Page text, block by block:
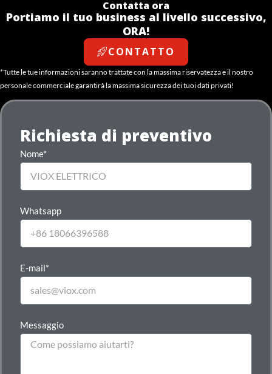
Contatta ora
Portiamo il tuo business al livello successivo,
ORA!
CONTATTO
*Tutte le tue informazioni saranno trattate con la massima riservatezza e il nostro
personale commerciale garantirà la massima sicurezza dei tuoi dati privati!
Richiesta di preventivo
Nome*
Whatsapp
E-mail*
Messaggio